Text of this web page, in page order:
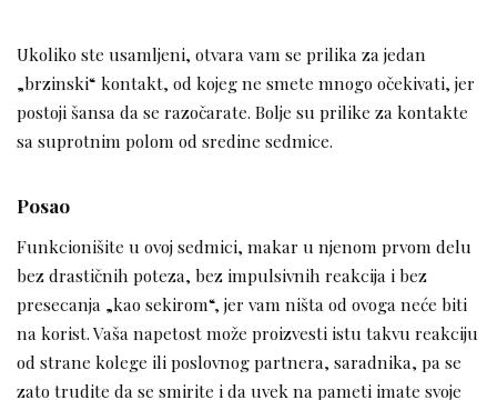
Ukoliko ste usamljeni, otvara vam se prilika za jedan
„brzinski“ kontakt, od kojeg ne smete mnogo očekivati, jer
postoji šansa da se razočarate. Bolje su prilike za kontakte
sa suprotnim polom od sredine sedmice.
Posao
Funkcionišite u ovoj sedmici, makar u njenom prvom delu
bez drastičnih poteza, bez impulsivnih reakcija i bez
presecanja „kao sekirom“, jer vam ništa od ovoga neće biti
na korist. Vaša napetost može proizvesti istu takvu reakciju
od strane kolege ili poslovnog partnera, saradnika, pa se
zato trudite da se smirite i da uvek na pameti imate svoje